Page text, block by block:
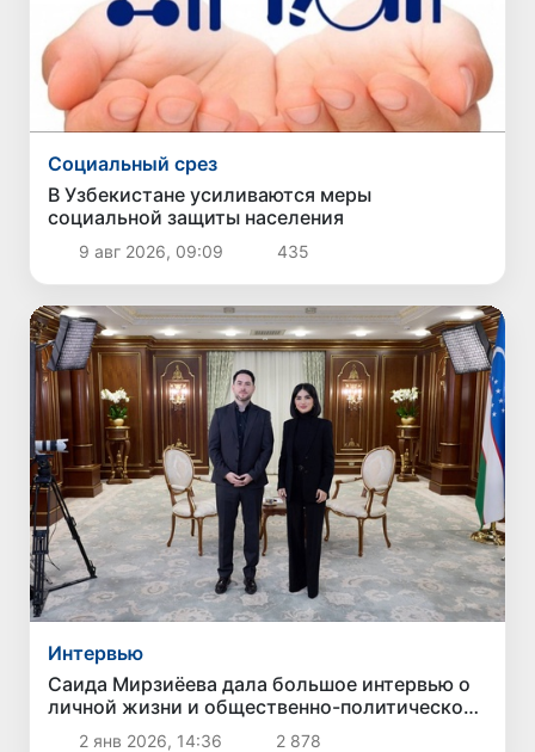
Социальный срез
В Узбекистане усиливаются меры
социальной защиты населения
9 авг 2026, 09:09 435
Интервью
Саида Мирзиёева дала большое интервью о
личной жизни и общественно-политической
деятельности
2 янв 2026, 14:36 2 878